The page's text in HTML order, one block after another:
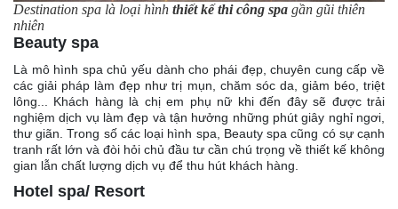
Destination spa là loại hình thiết kế thi công spa gần gũi thiên
nhiên
Beauty spa
Là mô hình spa chủ yếu dành cho phái đẹp, chuyên cung cấp về
các giải pháp làm đẹp như trị mụn, chăm sóc da, giảm béo, triệt
lông... Khách hàng là chị em phụ nữ khi đến đây sẽ được trải
nghiệm dịch vụ làm đẹp và tận hưởng những phút giây nghỉ ngơi,
thư giãn. Trong số các loại hình spa, Beauty spa cũng có sự cạnh
tranh rất lớn và đòi hỏi chủ đầu tư cần chú trọng về thiết kế không
gian lẫn chất lượng dịch vụ để thu hút khách hàng.
Hotel spa/ Resort